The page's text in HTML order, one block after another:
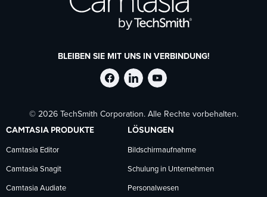
BLEIBEN SIE MIT UNS IN VERBINDUNG!
TechSmith
auf
Facebook
folgen
TechSmith
auf
LinkedIn
folgen
TechSmith
auf
YouTube
folgen
© 2026 TechSmith Corporation. Alle Rechte vorbehalten.
CAMTASIA PRODUKTE
Camtasia Editor
Camtasia Snagit
Camtasia Audiate
LÖSUNGEN
Bildschirmaufnahme
Schulung in Unternehmen
Personalwesen